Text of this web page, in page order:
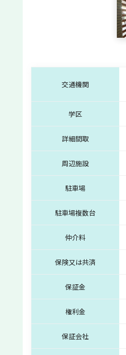
交通機関
学区
詳細間取
周辺施設
駐車場
駐車場複数台
仲介料
保険又は共済
保証金
権利金
保証会社